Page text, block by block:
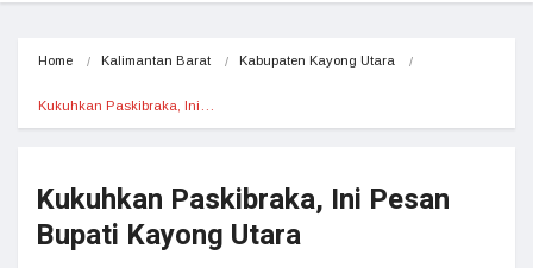
Home Kalimantan Barat Kabupaten Kayong Utara
Kukuhkan Paskibraka, Ini…
Kukuhkan Paskibraka, Ini Pesan
Bupati Kayong Utara